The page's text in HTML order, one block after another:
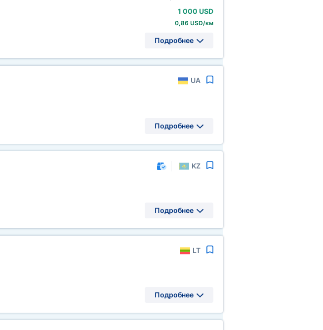
1 000 USD
0,86 USD/км
Подробнее
UA
Подробнее
KZ
Подробнее
LT
Подробнее